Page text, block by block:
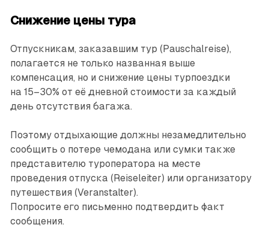
Снижение цены тура
Отпускникам, заказавшим тур (Pauschalreise),
полагается не только названная выше
компенсация, но и снижение цены турпоездки
на 15–30% от её дневной стоимости за каждый
день отсутствия багажа.
Поэтому отдыхающие должны незамедлительно
сообщить о потере чемодана или сумки также
представителю туроператора на месте
проведения отпуска (Reiseleiter) или организатору
путешествия (Veranstalter).
Попросите его письменно подтвердить факт
сообщения.